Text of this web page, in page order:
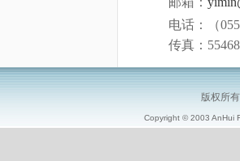
电话：（
传真：
版权所
Copyright © 2003 AnHui